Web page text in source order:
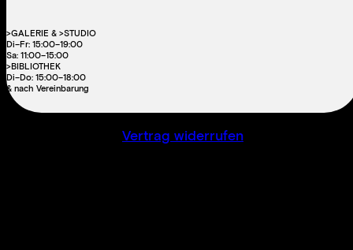
>GALERIE & >STUDIO
Di–Fr: 15:00–19:00
Sa: 11:00–15:00
>BIBLIOTHEK
Di–Do: 15:00–18:00
& nach Vereinbarung
Vertrag widerrufen